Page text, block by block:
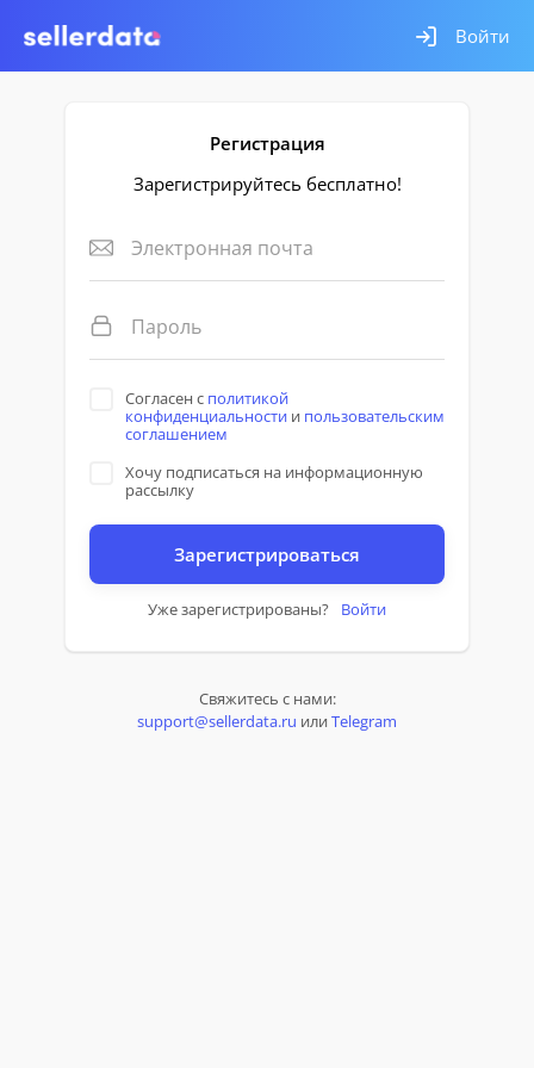
Войти
Регистрация
Зарегистрируйтесь бесплатно!
Согласен с политикой
конфиденциальности и пользовательским
соглашением
Хочу подписаться на информационную
рассылку
Зарегистрироваться
Уже зарегистрированы? Войти
Свяжитесь с нами:
support@sellerdata.ru илиTelegram